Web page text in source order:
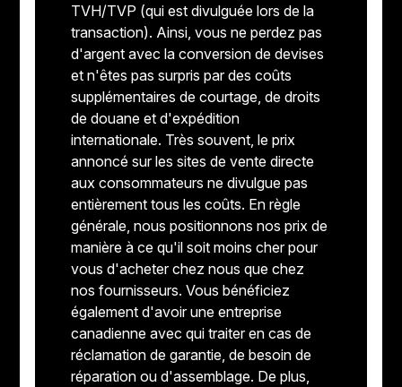
TVH/TVP (qui est divulguée lors de la
transaction). Ainsi, vous ne perdez pas
d'argent avec la conversion de devises
et n'êtes pas surpris par des coûts
supplémentaires de courtage, de droits
de douane et d'expédition
internationale. Très souvent, le prix
annoncé sur les sites de vente directe
aux consommateurs ne divulgue pas
entièrement tous les coûts. En règle
générale, nous positionnons nos prix de
manière à ce qu'il soit moins cher pour
vous d'acheter chez nous que chez
nos fournisseurs. Vous bénéficiez
également d'avoir une entreprise
canadienne avec qui traiter en cas de
réclamation de garantie, de besoin de
réparation ou d'assemblage. De plus,